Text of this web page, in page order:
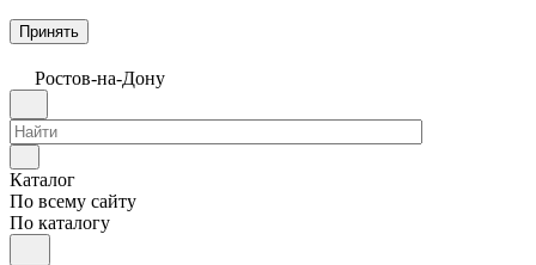
Принять
Ростов-на-Дону
Каталог
По всему сайту
По каталогу